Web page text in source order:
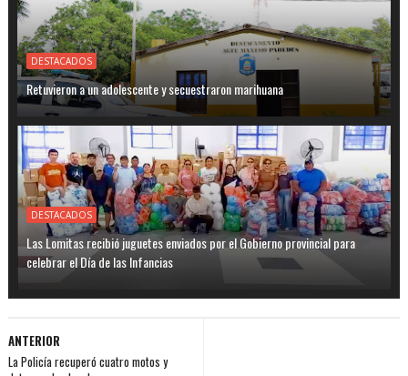
DESTACADOS
Retuvieron a un adolescente y secuestraron marihuana
DESTACADOS
Las Lomitas recibió juguetes enviados por el Gobierno provincial para
celebrar el Día de las Infancias
ANTERIOR
La Policía recuperó cuatro motos y